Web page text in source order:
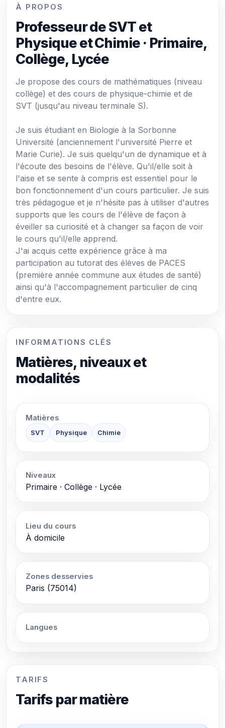
À PROPOS
Professeur de SVT et
Physique et Chimie · Primaire,
Collège, Lycée
Je propose des cours de mathématiques (niveau
collège) et des cours de physique-chimie et de
SVT (jusqu'au niveau terminale S).
Je suis étudiant en Biologie à la Sorbonne
Université (anciennement l'université Pierre et
Marie Curie). Je suis quelqu'un de dynamique et à
l'écoute des besoins de l'élève. Qu'il/elle soit à
l'aise et se sente à compris est essentiel pour le
bon fonctionnement d'un cours particulier. Je suis
très pédagogue et je n'hésite pas à utiliser d'autres
supports que les cours de l'élève de façon à
éveiller sa curiosité et à changer sa façon de voir
le cours qu'il/elle apprend.
J'ai acquis cette expérience grâce à ma
participation au tutorat des élèves de PACES
(première année commune aux études de santé)
ainsi qu'à l'accompagnement particulier de cinq
d'entre eux.
INFORMATIONS CLÉS
Matières, niveaux et
modalités
Matières
SVT Physique Chimie
Niveaux
Primaire · Collège · Lycée
Lieu du cours
À domicile
Zones desservies
Paris (75014)
Langues
TARIFS
Tarifs par matière